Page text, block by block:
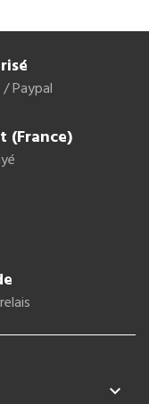
Paypal
(France)
